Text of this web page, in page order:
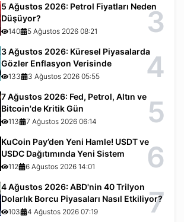
5 Ağustos 2026: Petrol Fiyatları Neden
Düşüyor?
140 5 Ağustos 2026 08:21 3
3 Ağustos 2026: Küresel Piyasalarda
Gözler Enflasyon Verisinde
133 3 Ağustos 2026 05:55 4
7 Ağustos 2026: Fed, Petrol, Altın ve
Bitcoin'de Kritik Gün
113 7 Ağustos 2026 06:14 5
KuCoin Pay’den Yeni Hamle! USDT ve
USDC Dağıtımında Yeni Sistem
112 6 Ağustos 2026 14:01 6
4 Ağustos 2026: ABD'nin 40 Trilyon
Dolarlık Borcu Piyasaları Nasıl Etkiliyor?
103 4 Ağustos 2026 07:19 7